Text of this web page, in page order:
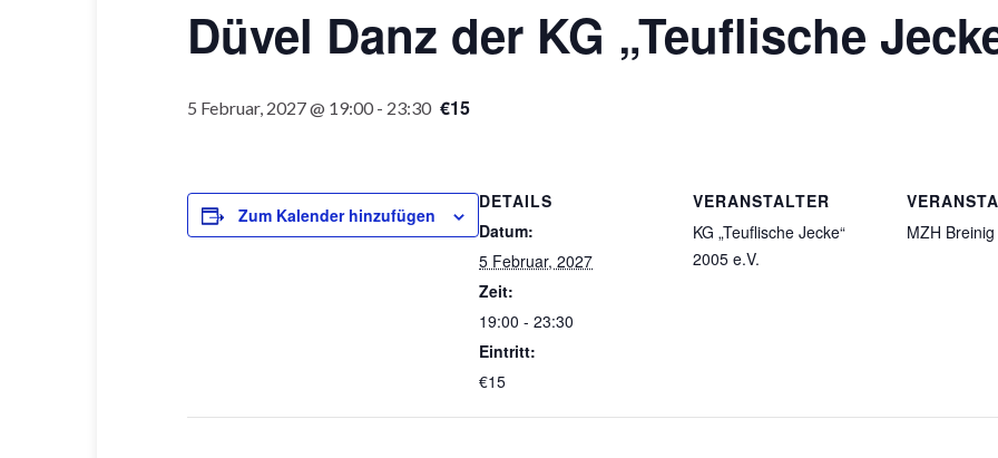
Düvel Danz der KG „Teuflische
5 Februar, 2027 @ 19:00 - 23:30 €15
Zum Kalender hinzufügen
DETAILS
Datum:
5 Februar, 2027
Zeit:
19:00 - 23:30
Eintritt:
€15
VERANSTALTER
KG „Teuflische Jecke“
2005 e.V.
MZH Breinig